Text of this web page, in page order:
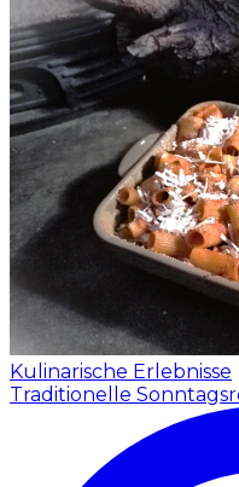
Kulinarische Erlebnisse
Traditionelle